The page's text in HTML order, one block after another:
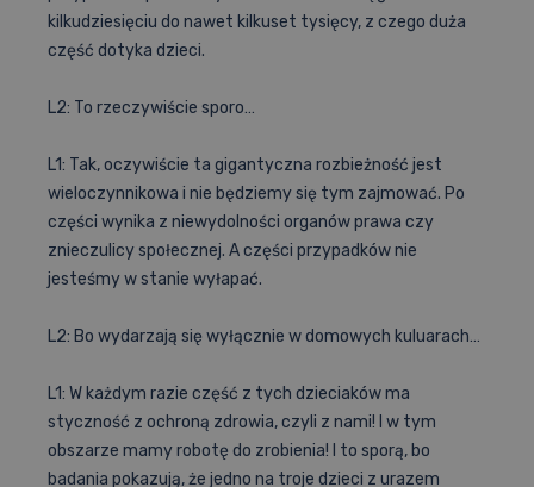
kilkudziesięciu do nawet kilkuset tysięcy, z czego duża
część dotyka dzieci.
L2: To rzeczywiście sporo…
L1: Tak, oczywiście ta gigantyczna rozbieżność jest
wieloczynnikowa i nie będziemy się tym zajmować. Po
części wynika z niewydolności organów prawa czy
znieczulicy społecznej. A części przypadków nie
jesteśmy w stanie wyłapać.
L2: Bo wydarzają się wyłącznie w domowych kuluarach…
L1: W każdym razie część z tych dzieciaków ma
styczność z ochroną zdrowia, czyli z nami! I w tym
obszarze mamy robotę do zrobienia! I to sporą, bo
badania pokazują, że jedno na troje dzieci z urazem